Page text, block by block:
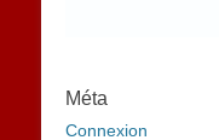
Méta
Connexion